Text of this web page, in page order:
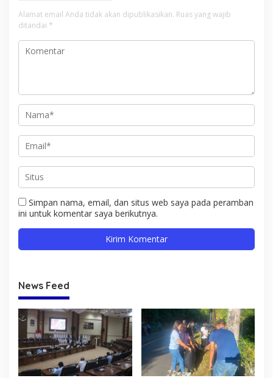
Alamat email Anda tidak akan dipublikasikan. Ruas yang wajib
ditandai *
Simpan nama, email, dan situs web saya pada peramban
ini untuk komentar saya berikutnya.
News Feed